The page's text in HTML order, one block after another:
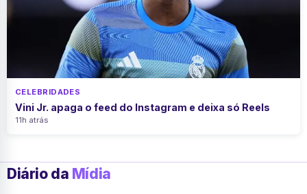
CELEBRIDADES
Vini Jr. apaga o feed do Instagram e deixa só Reels
11h atrás
Diário da Mídia